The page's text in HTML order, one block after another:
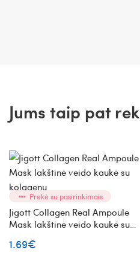
Jums taip pat
Prekė su pasirinkimais
Jigott Collagen Real Ampoule
Mask lakštinė veido kaukė su
1.69€